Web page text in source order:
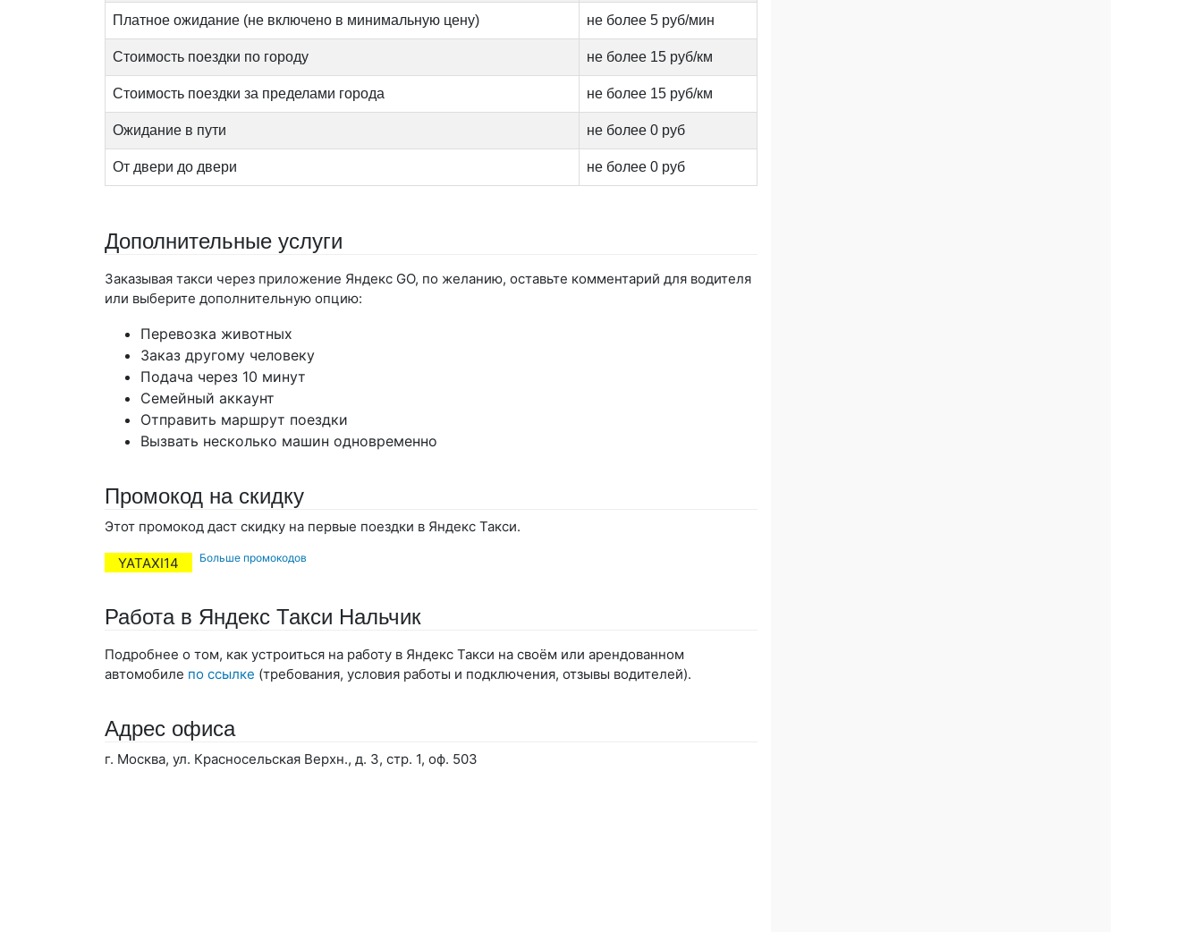
Платное ожидание (не включено в минимальную цену) не более 5 руб/мин
Стоимость поездки по городу не более 15 руб/км
Стоимость поездки за пределами города не более 15 руб/км
Ожидание в пути не более 0 руб
От двери до двери не более 0 руб
Дополнительные услуги
Заказывая такси через приложение Яндекс GO, по желанию, оставьте комментарий для водителя
или выберите дополнительную опцию:
Перевозка животных
Заказ другому человеку
Подача через 10 минут
Семейный аккаунт
Отправить маршрут поездки
Вызвать несколько машин одновременно
Промокод на скидку
Этот промокод даст скидку на первые поездки в Яндекс Такси.
YATAXI14 Больше промокодов
Работа в Яндекс Такси Нальчик
Подробнее о том, как устроиться на работу в Яндекс Такси на своём или арендованном
автомобиле по ссылке (требования, условия работы и подключения, отзывы водителей).
Адрес офиса
г. Москва, ул. Красносельская Верхн., д. 3, стр. 1, оф. 503